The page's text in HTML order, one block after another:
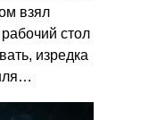
взял
стол
изредка